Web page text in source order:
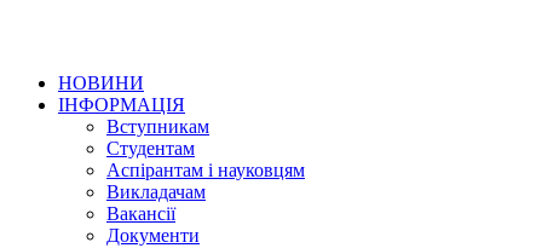
НОВИНИ
ІНФОРМАЦІЯ
Вступникам
Студентам
Аспірантам і науковцям
Викладачам
Вакансії
Документи